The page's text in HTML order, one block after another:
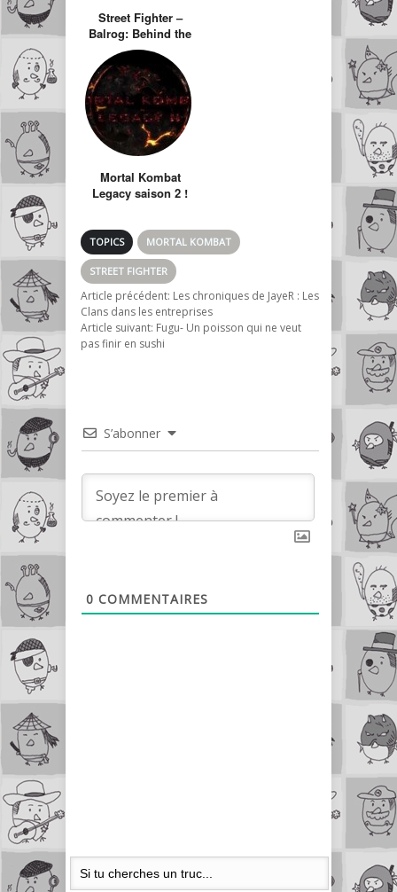
Street Fighter –
Balrog: Behind the
Glory
Mortal Kombat
Legacy saison 2 !
TOPICS MORTAL KOMBAT
STREET FIGHTER
Article précédent: Les chroniques de JayeR : Les
Clans dans les entreprises
Article suivant: Fugu- Un poisson qui ne veut
pas finir en sushi
S’abonner
0 COMMENTAIRES